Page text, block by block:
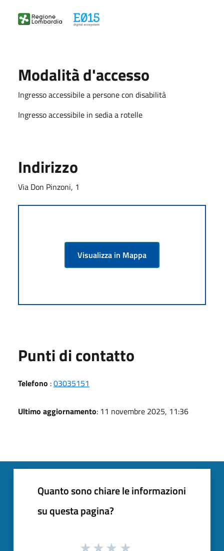
Modalità d'accesso
Ingresso accessibile a persone con disabilità
Ingresso accessibile in sedia a rotelle
Indirizzo
Via Don Pinzoni, 1
Visualizza in Mappa
Punti di contatto
Telefono :03035151
Ultimo aggiornamento: 11 novembre 2025, 11:36
Quanto sono chiare le informazioni
su questa pagina?